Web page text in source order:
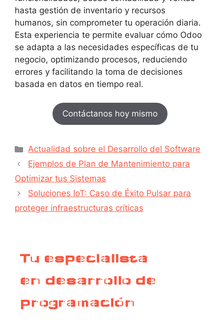
hasta gestión de inventario y recursos
humanos, sin comprometer tu operación diaria.
Esta experiencia te permite evaluar cómo Odoo
se adapta a las necesidades específicas de tu
negocio, optimizando procesos, reduciendo
errores y facilitando la toma de decisiones
basada en datos en tiempo real.
Contáctanos hoy mismo
Actualidad sobre el Desarrollo del Software
Ejemplos de Plan de Mantenimiento para
Optimizar tus Sistemas
Soluciones IoT: Caso de Éxito Pulsar para
proteger infraestructuras críticas
Tu especialista
en desarrollo de
programación